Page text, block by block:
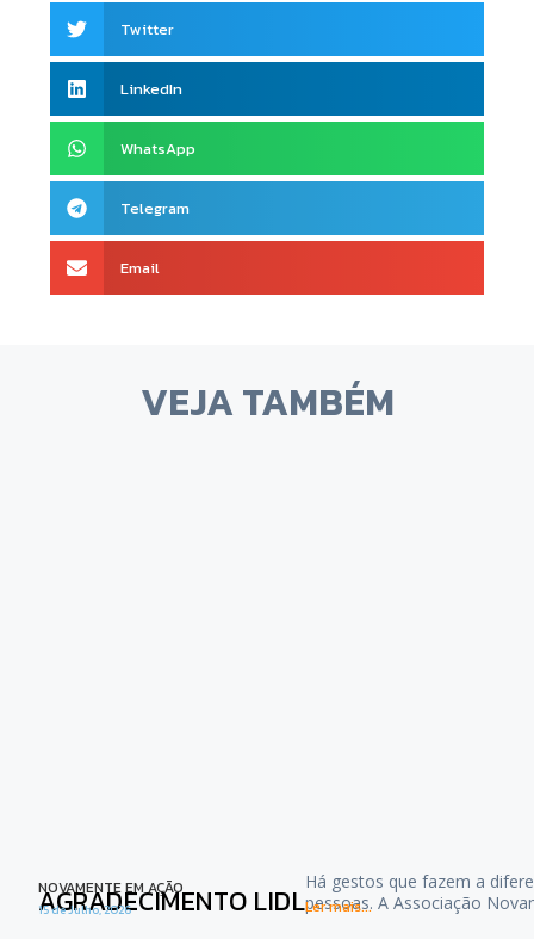
Twitter
LinkedIn
WhatsApp
Telegram
Email
VEJA TAMBÉM
NOVAMENTE EM AÇÃO
AGRADECIMENTO LIDL
15 de Julho, 2026
Há gestos que fazem a
pessoas. A Associação
Ler mais...